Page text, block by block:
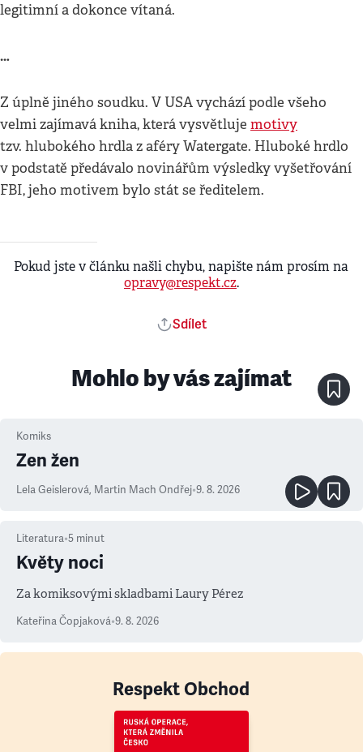
legitimní a dokonce vítaná.
…
Z úplně jiného soudku. V USA vychází podle všeho
velmi zajímavá kniha, která vysvětluje motivy
tzv. hlubokého hrdla z aféry Watergate. Hluboké hrdlo
v podstatě předávalo novinářům výsledky vyšetřování
FBI, jeho motivem bylo stát se ředitelem.
Pokud jste v článku našli chybu, napište nám prosím na
opravy@respekt.cz.
Sdílet
Mohlo by vás zajímat
Komiks
Zen žen
Lela Geislerová, Martin Mach Ondřej•9. 8. 2026
Literatura•5 minut
Květy noci
Za komiksovými skladbami Laury Pérez
Kateřina Čopjaková•9. 8. 2026
Respekt Obchod